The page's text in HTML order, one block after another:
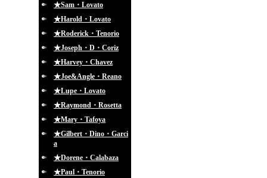
★Sam・Lovato
★Harold・Lovato
★Roderick・Tenorio
★Joseph・D・Coriz
★Harvey・Chavez
★Joe&Angle・Reano
★Lupe・Lovato
★Raymond・Rosetta
★Mary・Tafoya
★Gilbert・Dino・Garci
a
★Dorene・Calabaza
★Paul・Tenorio